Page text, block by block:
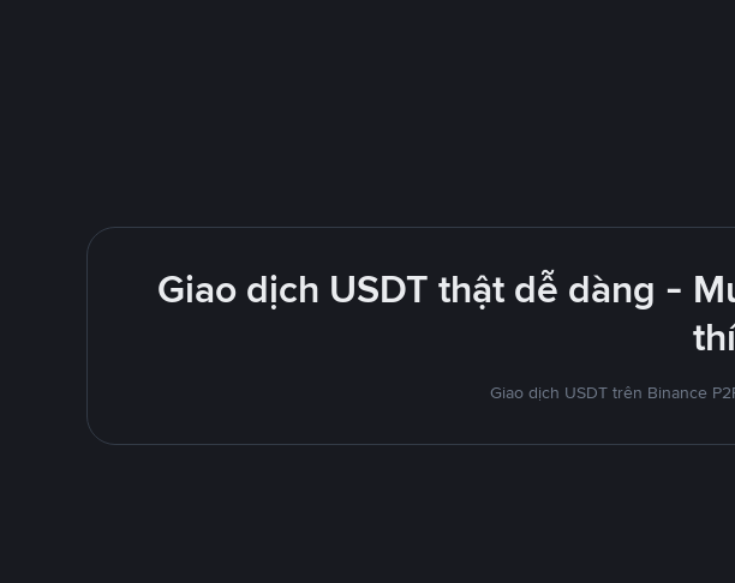
Giao dịch USDT thật dễ dàng -
Giao dịch USDT trên Binance